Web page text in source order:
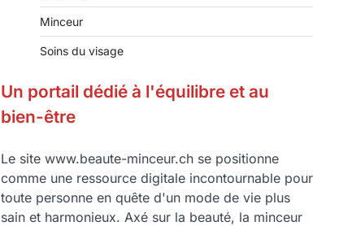
Minceur
Soins du visage
Un portail dédié à l'équilibre et au
bien-être
Le site www.beaute-minceur.ch se positionne
comme une ressource digitale incontournable pour
toute personne en quête d'un mode de vie plus
sain et harmonieux. Axé sur la beauté, la minceur